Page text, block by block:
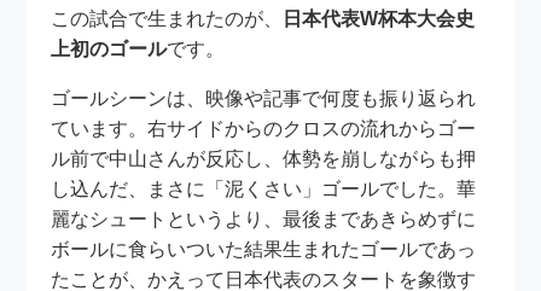
この試合で生まれたのが、
日本代表W杯本大会史
上初のゴールです。
ゴールシーンは、映像や記事で何度も振り返られ
ています。右サイドからのクロスの流れからゴー
ル前で中山さんが反応し、体勢を崩しながらも押
し込んだ、まさに「泥くさい」ゴールでした。華
麗なシュートというより、最後まであきらめずに
ボールに食らいついた結果生まれたゴールであっ
たことが、かえって日本代表のスタートを象徴す